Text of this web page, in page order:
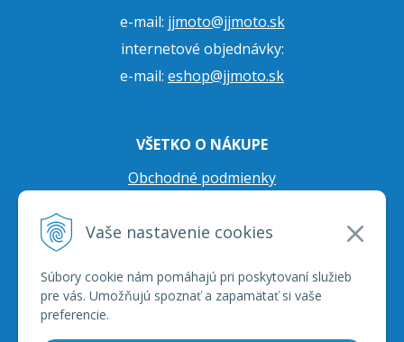
Vaše nastavenie cookies
Súbory cookie nám pomáhajú pri poskytovaní služieb
pre vás. Umožňujú spoznať a zapamätať si vaše
preferencie.
e-mail: jjmoto@jjmoto.sk
internetové objednávky:
e-mail: eshop@jjmoto.sk
VŠETKO O NÁKUPE
Obchodné podmienky
Prepravné podmienky